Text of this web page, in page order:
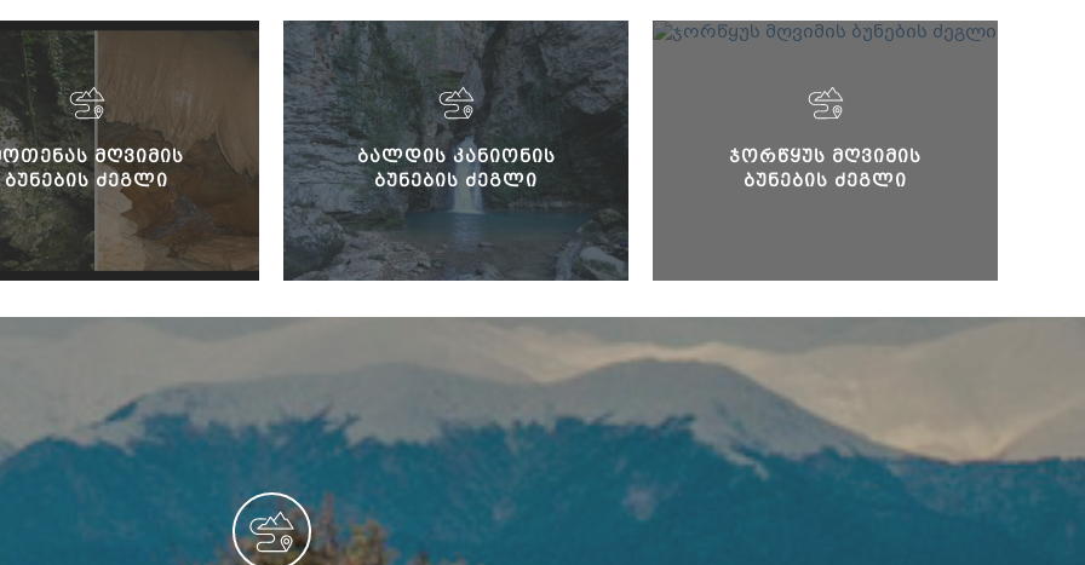
ᲛᲦᲕᲘᲛᲘᲡ
ᲑᲣᲜᲔᲑᲘᲡ ᲫᲔᲒᲚᲘ
ᲑᲐᲚᲓᲘᲡ ᲙᲐᲜᲘᲝᲜᲘᲡ
ᲑᲣᲜᲔᲑᲘᲡ ᲫᲔᲒᲚᲘ
ᲯᲝᲠᲬᲧᲣᲡ ᲛᲦᲕᲘᲛᲘᲡ
ᲑᲣᲜᲔᲑᲘᲡ ᲫᲔᲒᲚᲘ